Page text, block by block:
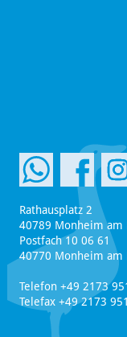
Rathausplatz 2
40789 Monheim am
Postfach 10 06 61
40770 Monheim am
Telefon +49 2173
Telefax +49 2173